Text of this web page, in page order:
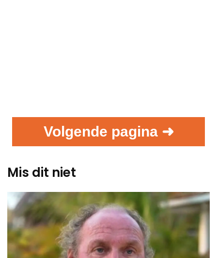
Volgende pagina ➜
Mis dit niet